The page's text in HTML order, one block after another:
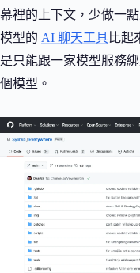
幕裡的上下文，少做一
模型的 AI 聊天工具比起
是只能跟一家模型服務
個模型。